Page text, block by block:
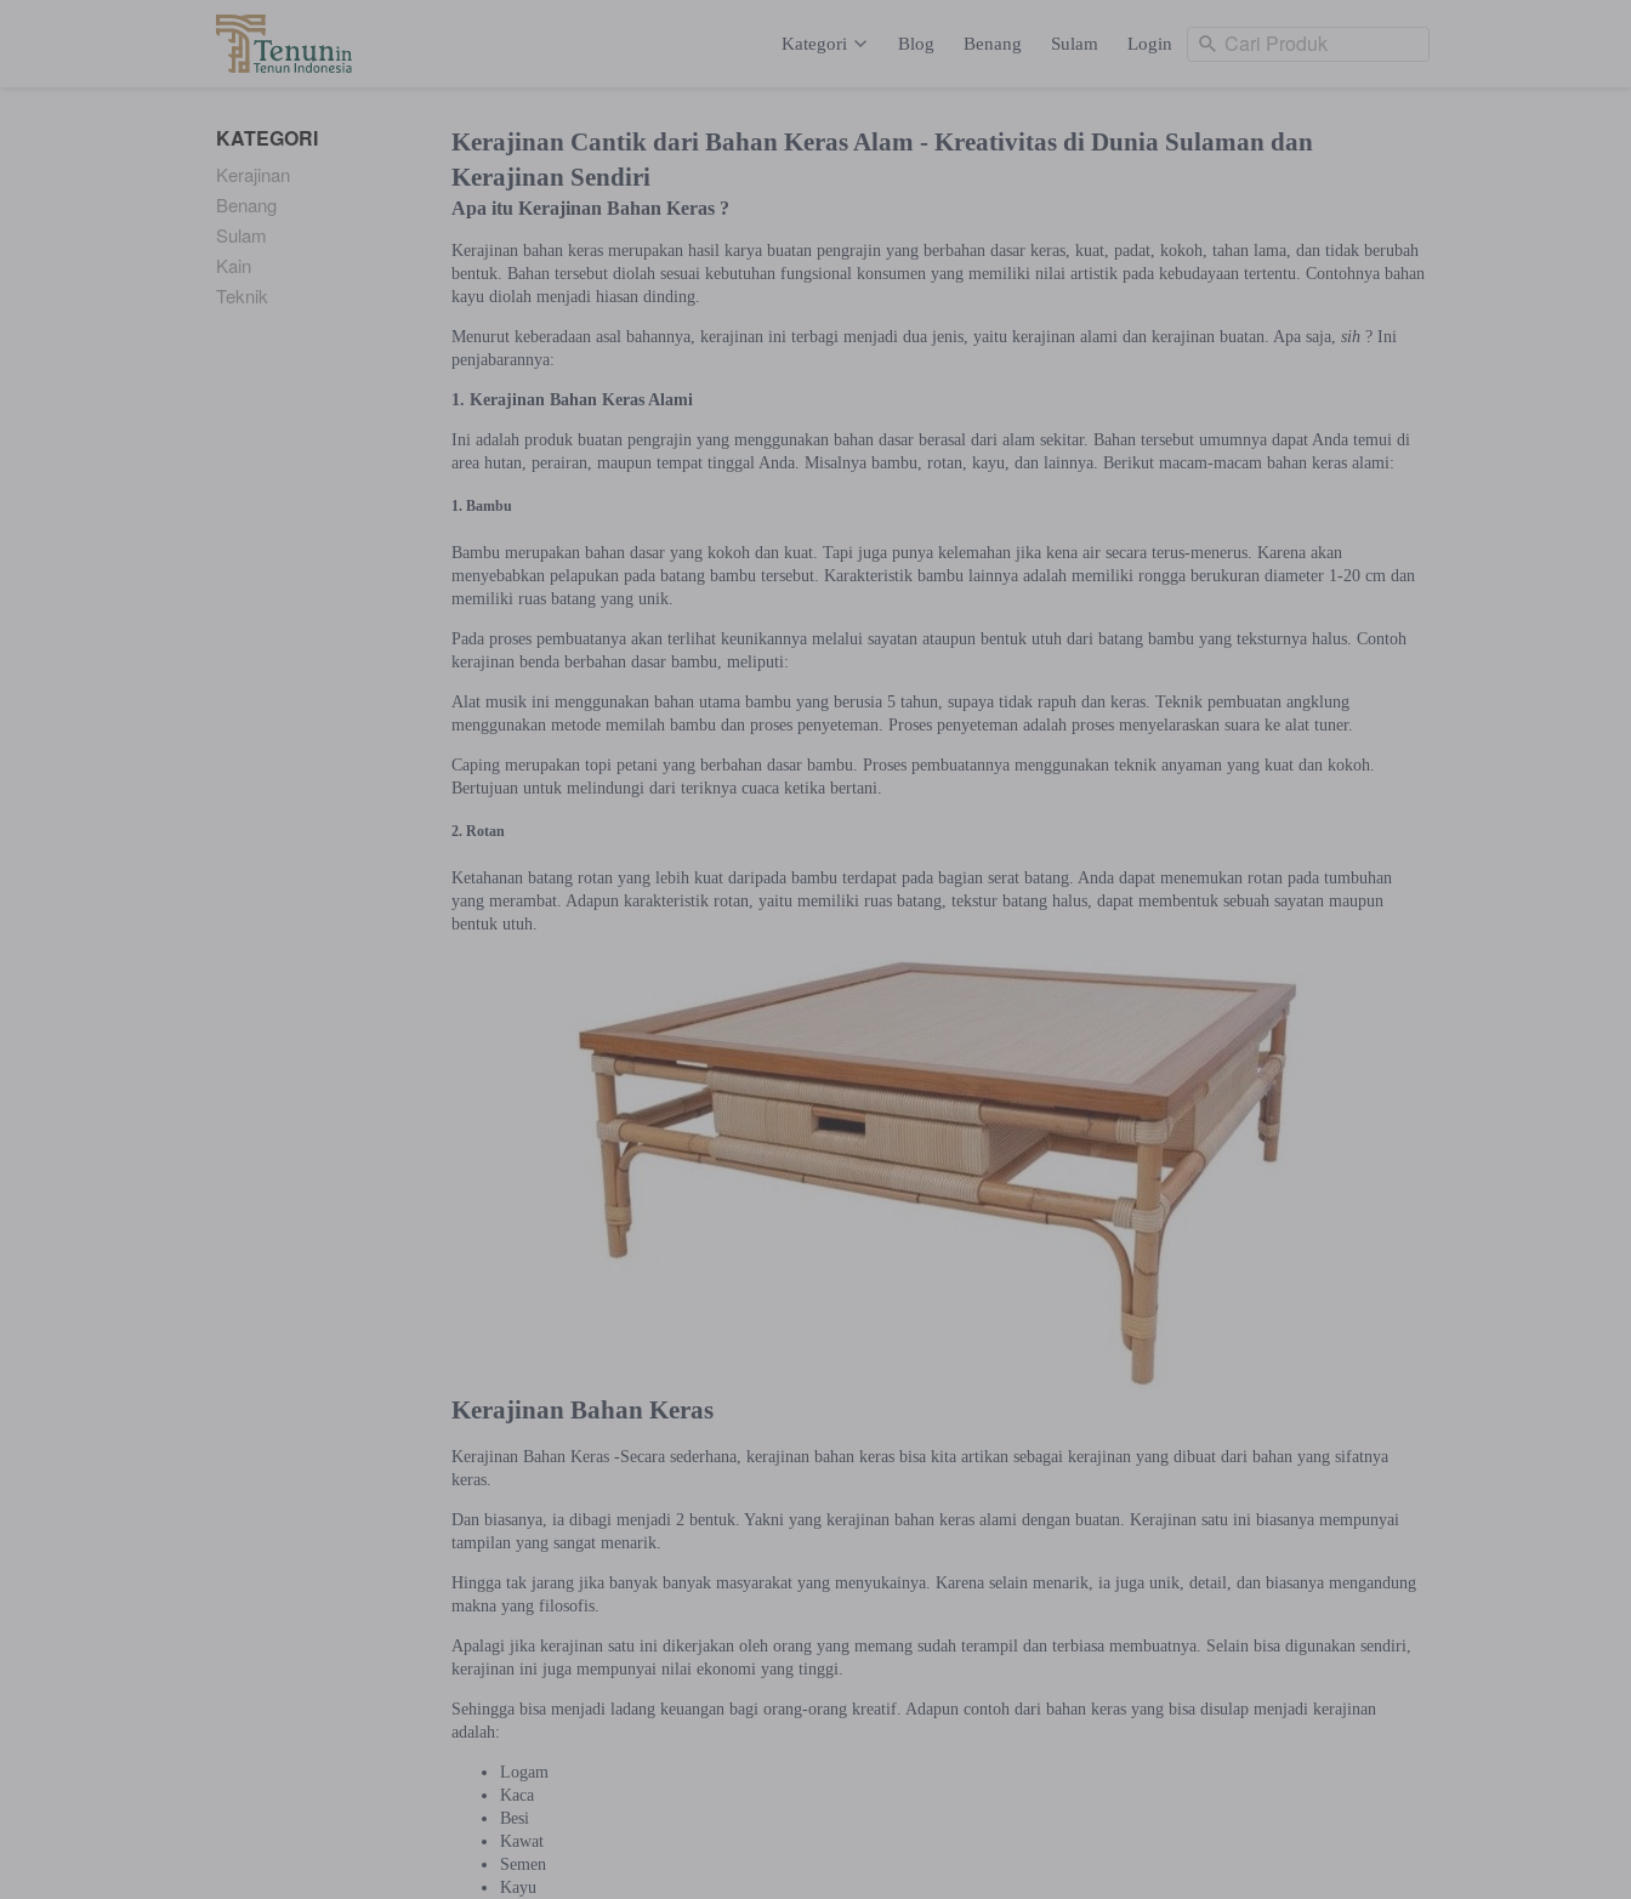
Kategori Blog Benang Sulam Login Cari Produk
KATEGORI
Kerajinan
Benang
Sulam
Kain
Teknik
Kerajinan Cantik dari Bahan Keras Alam - Kreativitas di Dunia Sulaman dan
Kerajinan Sendiri
Apa itu Kerajinan Bahan Keras ?
Kerajinan bahan keras merupakan hasil karya buatan pengrajin yang berbahan dasar keras, kuat, padat, kokoh, tahan lama, dan tidak berubah
bentuk. Bahan tersebut diolah sesuai kebutuhan fungsional konsumen yang memiliki nilai artistik pada kebudayaan tertentu. Contohnya bahan
kayu diolah menjadi hiasan dinding.
Menurut keberadaan asal bahannya, kerajinan ini terbagi menjadi dua jenis, yaitu kerajinan alami dan kerajinan buatan. Apa saja,sih ? Ini
penjabarannya:
1. Kerajinan Bahan Keras Alami
Ini adalah produk buatan pengrajin yang menggunakan bahan dasar berasal dari alam sekitar. Bahan tersebut umumnya dapat Anda temui di
area hutan, perairan, maupun tempat tinggal Anda. Misalnya bambu, rotan, kayu, dan lainnya. Berikut macam-macam bahan keras alami:
1. Bambu
Bambu merupakan bahan dasar yang kokoh dan kuat. Tapi juga punya kelemahan jika kena air secara terus-menerus. Karena akan
menyebabkan pelapukan pada batang bambu tersebut. Karakteristik bambu lainnya adalah memiliki rongga berukuran diameter 1-20 cm dan
memiliki ruas batang yang unik.
Pada proses pembuatanya akan terlihat keunikannya melalui sayatan ataupun bentuk utuh dari batang bambu yang teksturnya halus. Contoh
kerajinan benda berbahan dasar bambu, meliputi:
Alat musik ini menggunakan bahan utama bambu yang berusia 5 tahun, supaya tidak rapuh dan keras. Teknik pembuatan angklung
menggunakan metode memilah bambu dan proses penyeteman. Proses penyeteman adalah proses menyelaraskan suara ke alat tuner.
Caping merupakan topi petani yang berbahan dasar bambu. Proses pembuatannya menggunakan teknik anyaman yang kuat dan kokoh.
Bertujuan untuk melindungi dari teriknya cuaca ketika bertani.
2. Rotan
Ketahanan batang rotan yang lebih kuat daripada bambu terdapat pada bagian serat batang. Anda dapat menemukan rotan pada tumbuhan
yang merambat. Adapun karakteristik rotan, yaitu memiliki ruas batang, tekstur batang halus, dapat membentuk sebuah sayatan maupun
bentuk utuh.
Kerajinan Bahan Keras
Kerajinan Bahan Keras -Secara sederhana, kerajinan bahan keras bisa kita artikan sebagai kerajinan yang dibuat dari bahan yang sifatnya
keras.
Dan biasanya, ia dibagi menjadi 2 bentuk. Yakni yang kerajinan bahan keras alami dengan buatan. Kerajinan satu ini biasanya mempunyai
tampilan yang sangat menarik.
Hingga tak jarang jika banyak banyak masyarakat yang menyukainya. Karena selain menarik, ia juga unik, detail, dan biasanya mengandung
makna yang filosofis.
Apalagi jika kerajinan satu ini dikerjakan oleh orang yang memang sudah terampil dan terbiasa membuatnya. Selain bisa digunakan sendiri,
kerajinan ini juga mempunyai nilai ekonomi yang tinggi.
Sehingga bisa menjadi ladang keuangan bagi orang-orang kreatif. Adapun contoh dari bahan keras yang bisa disulap menjadi kerajinan
adalah:
Logam
Kaca
Besi
Kawat
Semen
Kayu